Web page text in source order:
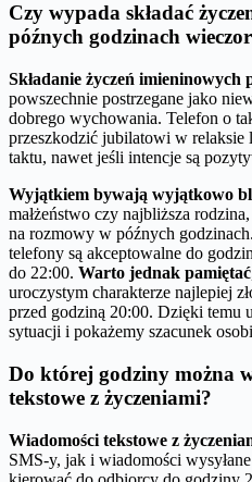
Czy wypada składać
późnych godzinach
Składanie życzeń imieninowych
powszechnie postrzegane jako
dobrego wychowania. Telefon o
przeszkodzić jubilatowi w relaksie
taktu, nawet jeśli intencje są
Wyjątkiem bywają wyjątkowo
małżeństwo czy najbliższa
na rozmowy w późnych
telefony są akceptowalne do
do 22:00. Warto jednak pamiętać
uroczystym charakterze najlepiej
przed godziną 20:00. Dzięki temu
sytuacji i pokażemy szacunek
Do której godziny można
tekstowe z życzeniami?
Wiadomości tekstowe z
SMS-y, jak i wiadomości